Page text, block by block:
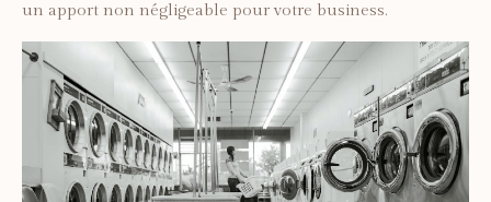
un apport non négligeable pour votre business.